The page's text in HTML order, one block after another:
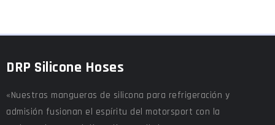
DRP Silicone Hoses
«Nuestras mangueras de silicona para refrigeración y
admisión fusionan el espíritu del motorsport con la